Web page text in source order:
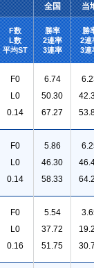
全国 当
F数
L数
平均ST
勝率
2連率
3連率
勝
2連
3連
F0
L0
0.14
6.74
50.30
67.27
F0
L0
0.14
5.86
46.30
58.33
F0
L0
0.16
5.54
37.72
51.75